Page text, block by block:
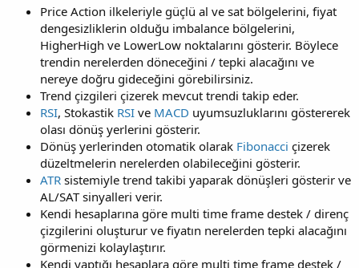
a
i
h
i
Price Action ilkeleriyle güçlü al ve sat bölgelerini, fiyat
dengesizliklerin olduğu imbalance bölgelerini,
HigherHigh ve LowerLow noktalarını gösterir. Böylece
trendin nerelerden döneceğini / tepki alacağını ve
nereye doğru gideceğini görebilirsiniz.
Trend çizgileri çizerek mevcut trendi takip eder.
RSI, Stokastik RSI ve MACD uyumsuzluklarını göstererek
olası dönüş yerlerini gösterir.
Dönüş yerlerinden otomatik olarak Fibonacci çizerek
düzeltmelerin nerelerden olabileceğini gösterir.
ATR sistemiyle trend takibi yaparak dönüşleri gösterir ve
AL/SAT sinyalleri verir.
Kendi hesaplarına göre multi time frame destek / direnç
çizgilerini oluşturur ve fiyatın nerelerden tepki alacağını
görmenizi kolaylaştırır.
Kendi yaptığı hesaplara göre multi time frame destek /